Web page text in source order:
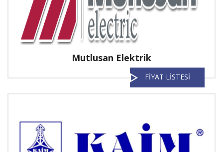
Mutlusan Elektrik
FİYAT LİSTESİ